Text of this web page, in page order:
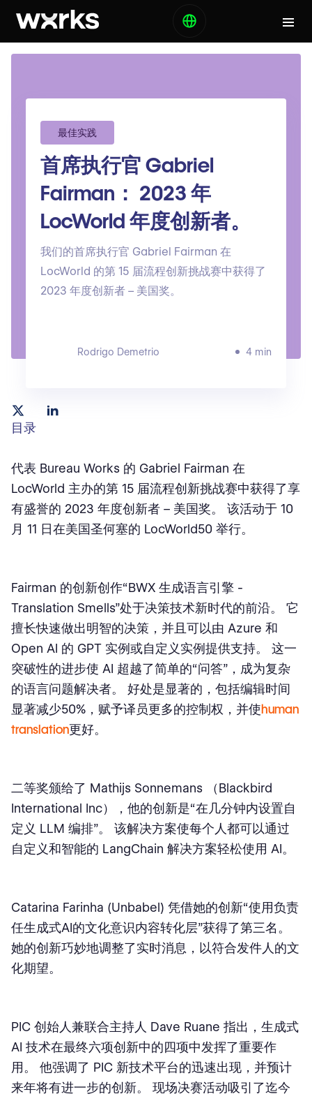
最佳实践
首席执行官 Gabriel
Fairman： 2023 年
LocWorld 年度创新者。
我们的首席执行官 Gabriel Fairman 在
LocWorld 的第 15 届流程创新挑战赛中获得了
2023 年度创新者 – 美国奖。
Rodrigo Demetrio 4 min
目录
代表 Bureau Works 的 Gabriel Fairman 在
LocWorld 主办的第 15 届流程创新挑战赛中获得了享
有盛誉的 2023 年度创新者 – 美国奖。 该活动于 10
月 11 日在美国圣何塞的 LocWorld50 举行。
Fairman 的创新创作“BWX 生成语言引擎 -
Translation Smells”处于决策技术新时代的前沿。 它
擅长快速做出明智的决策，并且可以由 Azure 和
Open AI 的 GPT 实例或自定义实例提供支持。 这一
突破性的进步使 AI 超越了简单的“问答”，成为复杂
的语言问题解决者。 好处是显著的，包括编辑时间
显著减少50%，赋予译员更多的控制权，并使human
translation更好。
二等奖颁给了 Mathijs Sonnemans （Blackbird
International Inc），他的创新是“在几分钟内设置自
定义 LLM 编排”。 该解决方案使每个人都可以通过
自定义和智能的 LangChain 解决方案轻松使用 AI。
Catarina Farinha (Unbabel) 凭借她的创新“使用负责
任生成式AI的文化意识内容转化层”获得了第三名。
她的创新巧妙地调整了实时消息，以符合发件人的文
化期望。
PIC 创始人兼联合主持人 Dave Ruane 指出，生成式
AI 技术在最终六项创新中的四项中发挥了重要作
用。 他强调了 PIC 新技术平台的迅速出现，并预计
来年将有进一步的创新。 现场决赛活动吸引了迄今